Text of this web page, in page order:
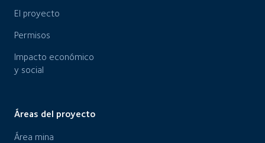
El proyecto
Permisos
Impacto económico
y social
Áreas del proyecto
Área mina